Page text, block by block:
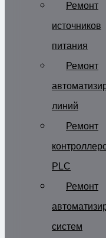
Ремонт
источников
питания
Ремонт
линий
Ремонт
PLC
Ремонт
систем